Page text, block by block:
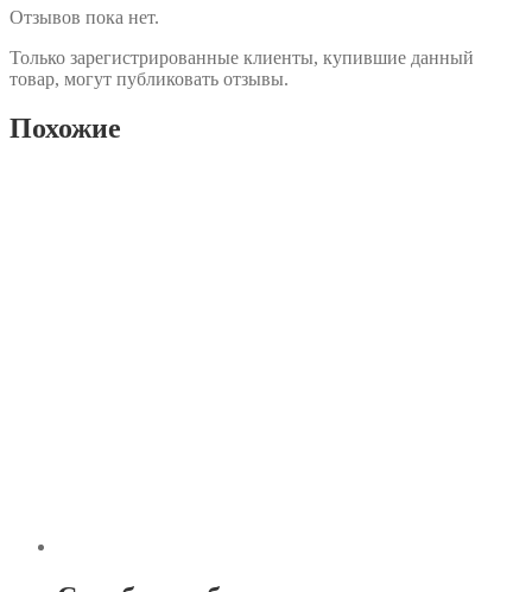
Отзывов пока нет.
Только зарегистрированные клиенты, купившие данный
товар, могут публиковать отзывы.
Похожие